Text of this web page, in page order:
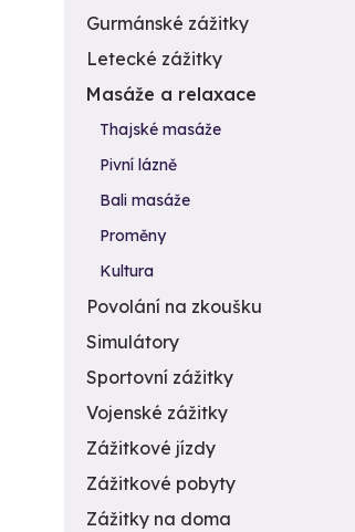
Gurmánské zážitky
Letecké zážitky
Masáže a relaxace
Thajské masáže
Pivní lázně
Bali masáže
Proměny
Kultura
Povolání na zkoušku
Simulátory
Sportovní zážitky
Vojenské zážitky
Zážitkové jízdy
Zážitkové pobyty
Zážitky na doma